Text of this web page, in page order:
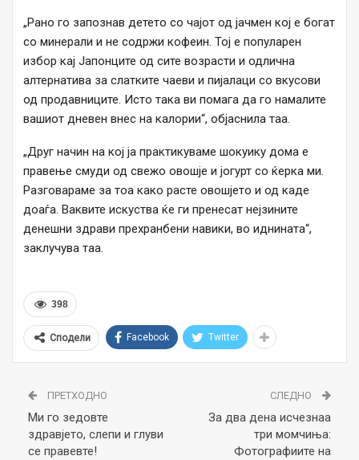
„Рано го запознав детето со чајот од јачмен кој е богат
со минерали и не содржи кофеин. Тој е популарен
избор кај Јапонците од сите возрасти и одлична
алтернатива за слатките чаеви и пијалаци со вкусови
од продавниците. Исто така ви помага да го намалите
вашиот дневен внес на калории“, објаснила таа.
„Друг начин на кој ја практикуваме шокуику дома е
правење смуди од свежо овошје и јогурт со ќерка ми.
Разговараме за тоа како расте овошјето и од каде
доаѓа. Ваквите искуства ќе ги пренесат нејзините
денешни здрави прехранбени навики, во иднината“,
заклучува таа.
398
Сподели Facebook Twitter
ПРЕТХОДНО
Ми го зедовте
здравјето, слепи и глуви
се правевте!
СЛЕДНО
За два дена исчезнаа
три момчиња:
Фотографиите на